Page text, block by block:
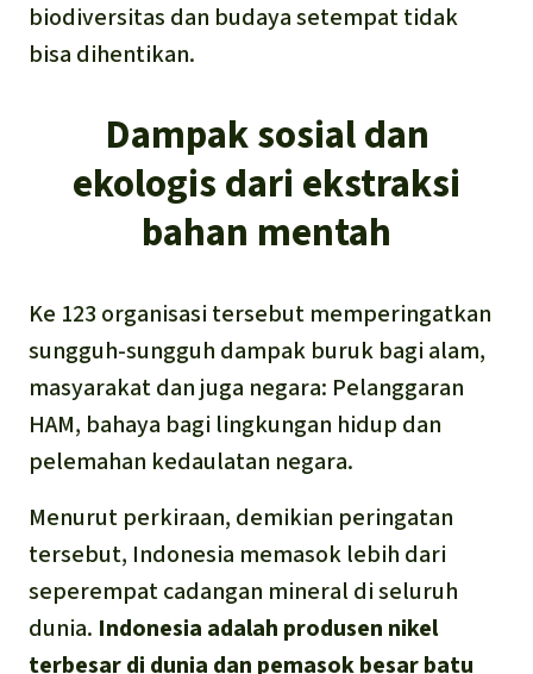
biodiversitas dan budaya setempat tidak
bisa dihentikan.
Dampak sosial dan
ekologis dari ekstraksi
bahan mentah
Ke 123 organisasi tersebut memperingatkan
sungguh-sungguh dampak buruk bagi alam,
masyarakat dan juga negara: Pelanggaran
HAM, bahaya bagi lingkungan hidup dan
pelemahan kedaulatan negara.
Menurut perkiraan, demikian peringatan
tersebut, Indonesia memasok lebih dari
seperempat cadangan mineral di seluruh
dunia. Indonesia adalah produsen nikel
terbesar di dunia dan pemasok besar batu